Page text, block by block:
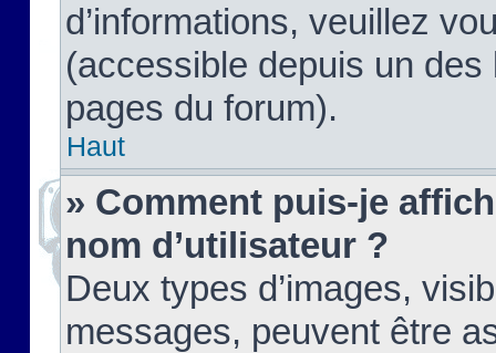
d’informations, veuillez
(accessible depuis un
pages du forum).
Haut
» Comment puis-je
nom d’utilisateur ?
Deux types d’images,
messages, peuvent être